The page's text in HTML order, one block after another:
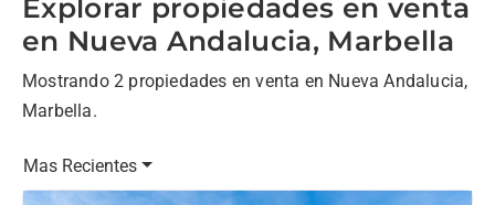
Explorar propiedades en venta
en Nueva Andalucia, Marbella
Mostrando 2 propiedades en venta en Nueva Andalucia,
Marbella.
Mas Recientes